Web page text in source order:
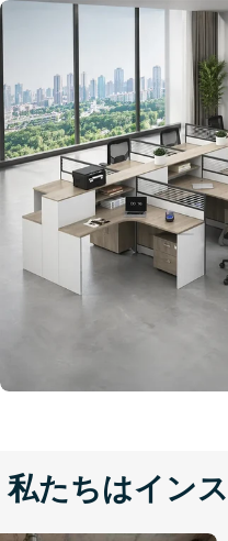
私たちはイン